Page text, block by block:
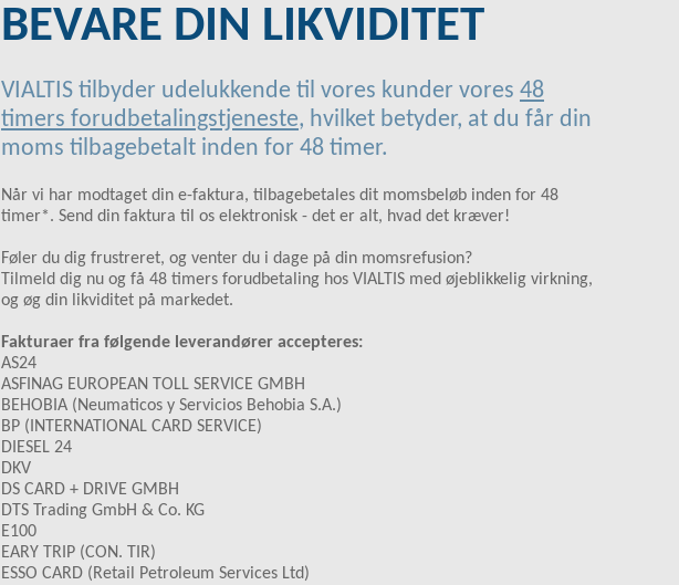
BEVARE DIN LIKVIDITET
VIALTIS tilbyder udelukkende til vores kunder vores 48
timers forudbetalingstjeneste, hvilket betyder, at du får din
moms tilbagebetalt inden for 48 timer.
Når vi har modtaget din e-faktura, tilbagebetales dit momsbeløb inden for 48
timer*. Send din faktura til os elektronisk - det er alt, hvad det kræver!
Føler du dig frustreret, og venter du i dage på din momsrefusion?
Tilmeld dig nu og få 48 timers forudbetaling hos VIALTIS med øjeblikkelig virkning,
og øg din likviditet på markedet.
Fakturaer fra følgende leverandører accepteres:
AS24
ASFINAG EUROPEAN TOLL SERVICE GMBH
BEHOBIA (Neumaticos y Servicios Behobia S.A.)
BP (INTERNATIONAL CARD SERVICE)
DIESEL 24
DKV
DS CARD + DRIVE GMBH
DTS Trading GmbH & Co. KG
E100
EARY TRIP (CON. TIR)
ESSO CARD (Retail Petroleum Services Ltd)